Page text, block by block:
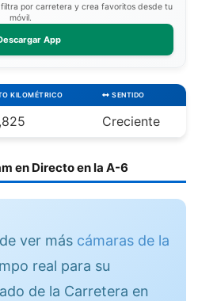
por carretera y crea favoritos desde tu
móvil.
App
KILOMÉTRICO SENTIDO
Creciente
en Directo en la A-6
ver más cámaras de la
real para su
de la Carretera en